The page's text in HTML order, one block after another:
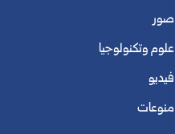
صور
علوم وتكنولوجيا
فيديو
منوعات